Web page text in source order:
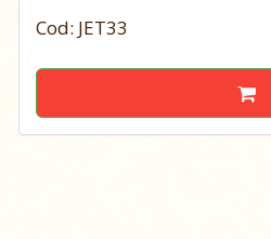
Cod: JET33